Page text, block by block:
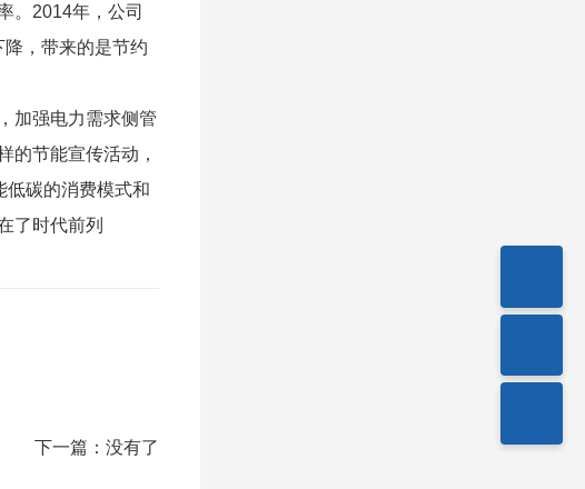
。2014年，公司
，带来的是节约
加强电力需求侧管
的节能宣传活动，
低碳的消费模式和
了时代前列
下一篇： 没有了